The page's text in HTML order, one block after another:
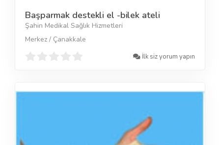
Başparmak destekli el -bilek ateli
Şahin Medikal Sağlık Hizmetleri
Merkez / Çanakkale
İlk siz yorum yapın